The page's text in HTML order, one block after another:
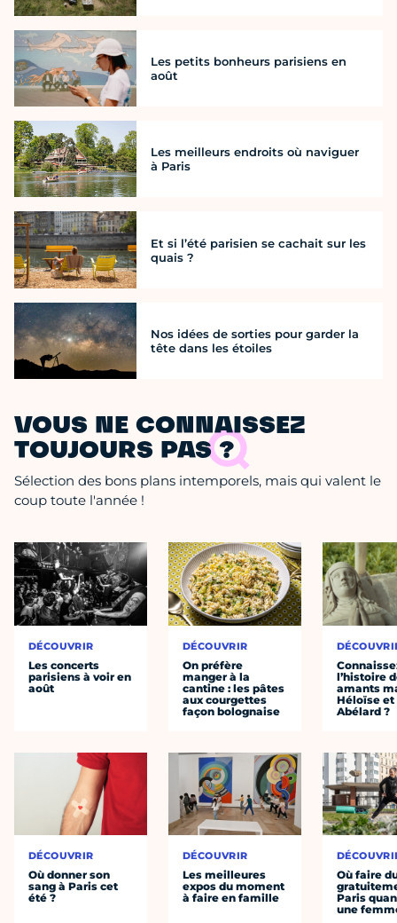
Les petits bonheurs parisiens en
août
Les meilleurs endroits où naviguer
à Paris
Et si l’été parisien se cachait sur les
quais ?
Nos idées de sorties pour garder la
tête dans les étoiles
VOUS NE CONNAISSEZ
TOUJOURS PAS ?
Sélection des bons plans intemporels, mais qui valent le
coup toute l'année !
DÉCOUVRIR
Les concerts
parisiens à voir en
août
DÉCOUVRIR
Où donner son
sang à Paris cet
été ?
DÉCOUVRIR
On préfère
manger à la
cantine : les pâtes
aux courgettes
façon bolognaise
DÉCOUVRIR
Les meilleures
expos du moment
à faire en famille
l’histoire
amants
Héloïse et
Abélard ?
Où faire
Paris
une